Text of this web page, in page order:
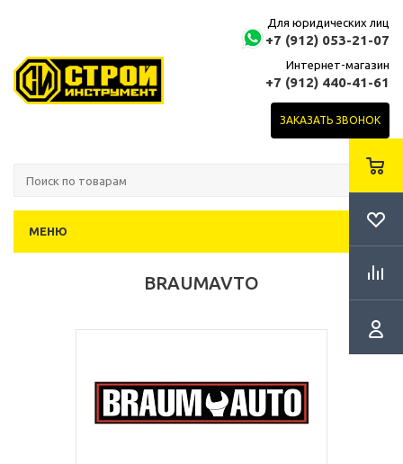
Для юридических лиц
+7 (912) 053-21-07
Интернет-магазин
+7 (912) 440-41-61
ЗАКАЗАТЬ ЗВОНОК
МЕНЮ
BRAUMAVTO